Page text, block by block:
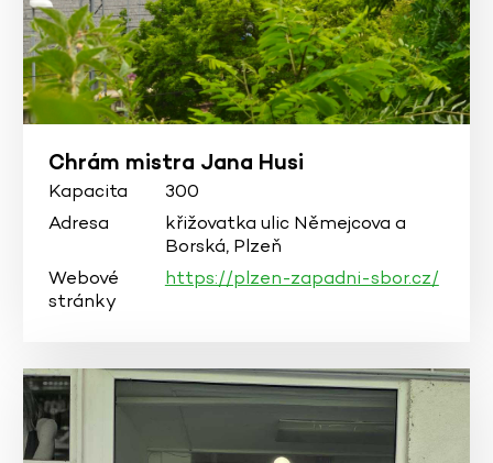
Chrám mistra Jana Husi
Kapacita
300
Adresa
křižovatka ulic Němejcova a
Borská, Plzeň
Webové
stránky
https://plzen-zapadni-sbor.cz/